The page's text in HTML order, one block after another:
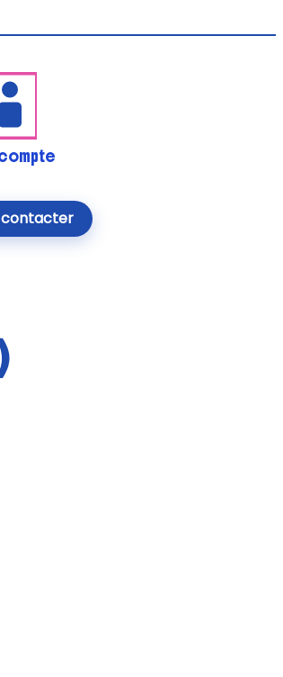
contacter